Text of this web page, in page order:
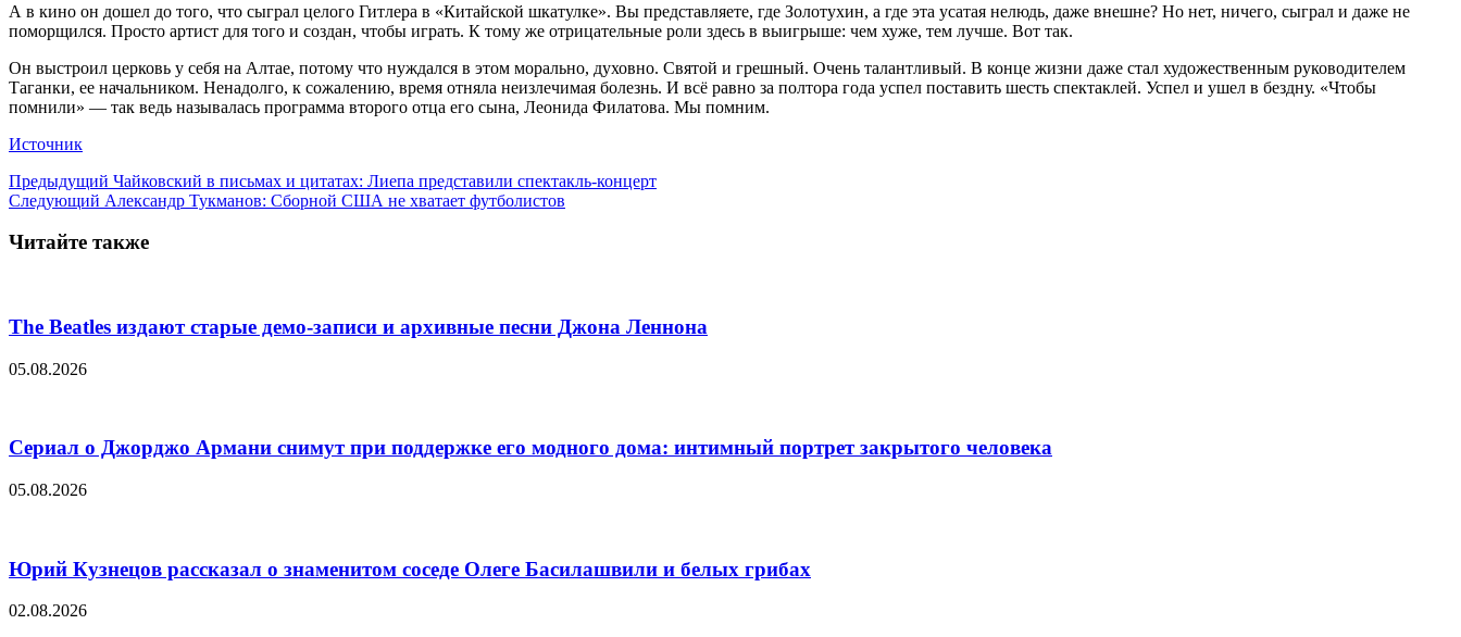
А в кино он дошел до того, что сыграл целого Гитлера в «Китайской шкатулке». Вы представляете, где Золотухин, а где эта усатая нелюдь, даже внешне? Но нет, ничего, сыграл и даже не
поморщился. Просто артист для того и создан, чтобы играть. К тому же отрицательные роли здесь в выигрыше: чем хуже, тем лучше. Вот так.
Он выстроил церковь у себя на Алтае, потому что нуждался в этом морально, духовно. Святой и грешный. Очень талантливый. В конце жизни даже стал художественным руководителем
Таганки, ее начальником. Ненадолго, к сожалению, время отняла неизлечимая болезнь. И всё равно за полтора года успел поставить шесть спектаклей. Успел и ушел в бездну. «Чтобы
помнили» — так ведь называлась программа второго отца его сына, Леонида Филатова. Мы помним.
Источник
Предыдущий Чайковский в письмах и цитатах: Лиепа представили спектакль-концерт
Следующий Александр Тукманов: Сборной США не хватает футболистов
Читайте также
The Beatles издают старые демо-записи и архивные песни Джона Леннона
05.08.2026
Сериал о Джорджо Армани снимут при поддержке его модного дома: интимный портрет закрытого человека
05.08.2026
Юрий Кузнецов рассказал о знаменитом соседе Олеге Басилашвили и белых грибах
02.08.2026